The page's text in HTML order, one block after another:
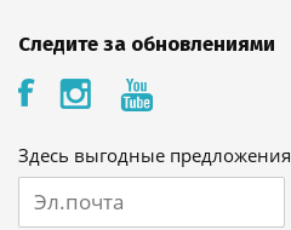
Следите за обновлениями
Здесь выгодные предложения